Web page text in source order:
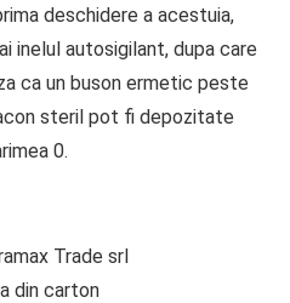
deschidere a acestuia,
inelul autosigilant, dupa care
ca un buson ermetic peste
steril pot fi depozitate
0.
Trade srl
din carton